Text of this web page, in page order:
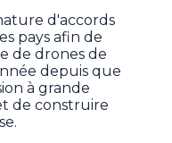
d'accords
pays afin de
de drones de
depuis que
à grande
de construire